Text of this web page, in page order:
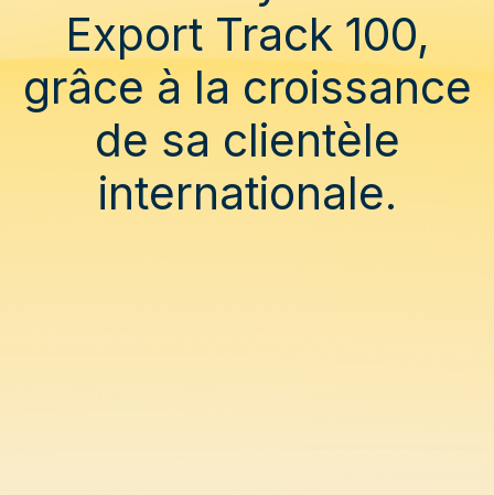
Export Track 100,
grâce à la croissance
de sa clientèle
internationale.